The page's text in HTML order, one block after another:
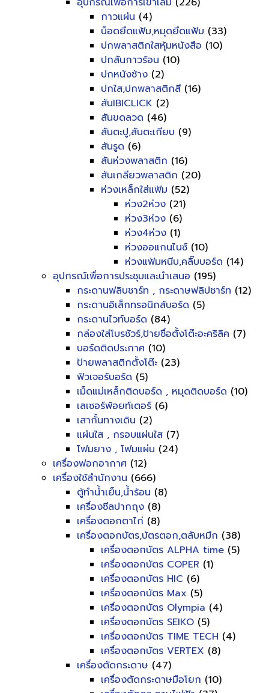
กาวแผ่น (4)
น็อดยึดแฟ้ม,หมุดยึดแฟ้ม (33)
ปกพลาสติกใสหุ้มหนังสือ (10)
ปกสันกาวร้อน (10)
ปกหนังช้าง (2)
ปกใส,ปกพลาสติกสี (16)
สันIBICLICK (2)
สันขดลวด (46)
สันตะปู,สันตะเกียบ (9)
สันรูด (6)
สันห่วงพลาสติก (16)
สันเกลียวพลาสติก (20)
ห่วงเหล็กใส่แฟ้ม (52)
ห่วง2ห่วง (21)
ห่วง3ห่วง (6)
ห่วง4ห่วง (1)
ห่วงออแกนไนซ์ (10)
ห่วงแฟ้มหนีบ,คลิ๊บบอร์ด (14)
อุปกรณ์เพื่อการประชุมและนำเสนอ (195)
กระดานฟลิบชาร์ท , กระดาษฟลิปชาร์ท (12)
กระดานอิเล็กทรอนิกส์บอร์ด (5)
กระดานไวท์บอร์ด (84)
กล่องใส่โบรชัวร์,ป้ายชื่อตั้งโต๊ะอะคริลิค (7)
บอร์ดติดประกาศ (10)
ป้ายพลาสติกตั้งโต๊ะ (23)
ฟิวเจอร์บอร์ด (5)
เม็ดแม่เหล็กติดบอร์ด , หมุดติดบอร์ด (10)
เลเซอร์พ้อยท์เตอร์ (6)
เสากั้นทางเดิน (2)
แผ่นใส , กรอบแผ่นใส (7)
โฟมยาง , โฟมแผ่น (24)
เครื่องฟอกอากาศ (12)
เครื่องใช้สำนักงาน (666)
ตู้ทำน้ำเย็น,น้ำร้อน (8)
เครื่องซีลปากถุง (8)
เครื่องตอกตาไก่ (8)
เครื่องตอกบัตร,บัตรตอก,ตลับหมึก (38)
เครื่องตอกบัตร ALPHA time (5)
เครื่องตอกบัตร COPER (1)
เครื่องตอกบัตร HIC (6)
เครื่องตอกบัตร Max (5)
เครื่องตอกบัตร Olympia (4)
เครื่องตอกบัตร SEIKO (5)
เครื่องตอกบัตร TIME TECH (4)
เครื่องตอกบัตร VERTEX (8)
เครื่องตัดกระดาษ (47)
เครื่องตัดกระดาษมือโยก (10)